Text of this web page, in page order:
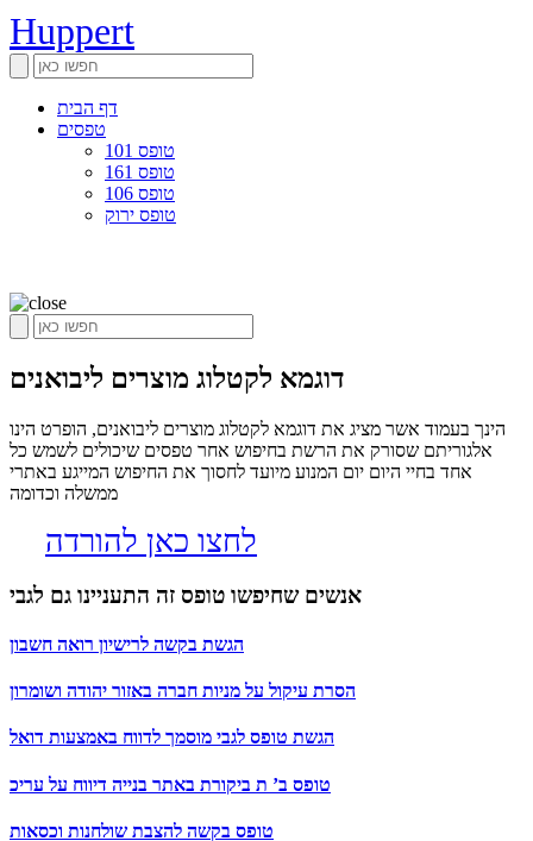
Huppert
דף הבית
טפסים
טופס 101
טופס 161
טופס 106
טופס ירוק
דוגמא לקטלוג מוצרים ליבואנים
הינך בעמוד אשר מציג את דוגמא לקטלוג מוצרים ליבואנים, הופרט הינו
אלגוריתם שסורק את הרשת בחיפוש אחר טפסים שיכולים לשמש כל
אחד בחיי היום יום המנוע מיועד לחסוך את החיפוש המייגע באתרי
ממשלה וכדומה
לחצו כאן להורדה
אנשים שחיפשו טופס זה התעניינו גם לגבי
הגשת בקשה לרישיון רואה חשבון
הסרת עיקול על מניות חברה באזור יהודה ושומרון
הגשת טופס לגבי מוסמך לדווח באמצעות דואל
טופס ב’ ת ביקורת באתר בנייה דיווח על עריכ
טופס בקשה להצבת שולחנות וכסאות